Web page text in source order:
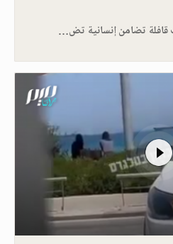
قافلة تضامن إنسانية تض…